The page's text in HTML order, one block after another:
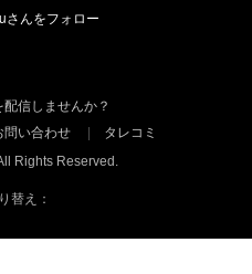
信しませんか？
問い合わせ
タレコミ
Rights Reserved.
替え：